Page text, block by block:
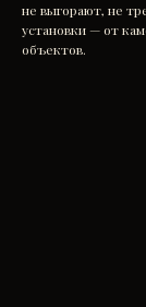
не выгорают, не
установки — от
объектов.